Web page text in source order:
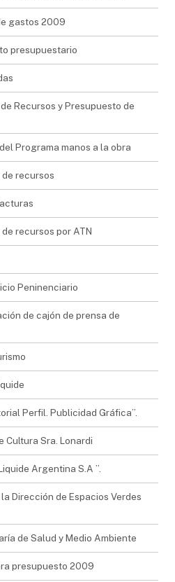
gastos 2009
presupuestario
Recursos y Presupuesto de
Programa manos a la obra
recursos
recursos por ATN
Peninenciario
de cajón de prensa de
Perfil. Publicidad Gráfica”.
Cultura Sra. Lonardi
Argentina S.A ”.
Dirección de Espacios Verdes
de Salud y Medio Ambiente
presupuesto 2009